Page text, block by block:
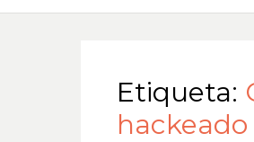
Etiqueta:
hackeado